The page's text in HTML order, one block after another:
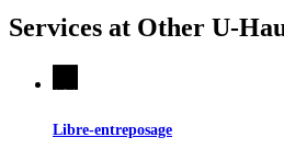
Services at Other U-
Libre-entreposage